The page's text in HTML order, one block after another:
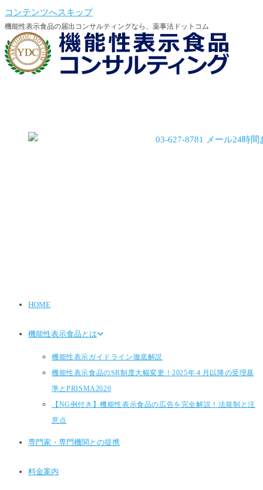
コンテンツへスキップ
機能性表示食品の届出コンサルティングなら、薬事法ドットコム
HOME
機能性表示食品とは
機能性表示ガイドライン徹底解説
機能性表示食品のSR制度大幅変更！2025年４月以降の受理基
準とPRISMA2020
【NG例付き】機能性表示食品の広告を完全解説！法規制と注
意点
専門家・専門機関との提携
料金案内